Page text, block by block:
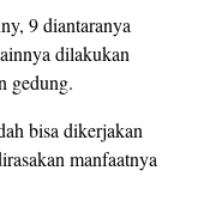
9 diantaranya
dilakukan
gedung.
bisa dikerjakan
manfaatnya